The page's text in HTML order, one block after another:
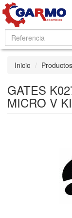
Inicio Productos
GATES
MICRO V